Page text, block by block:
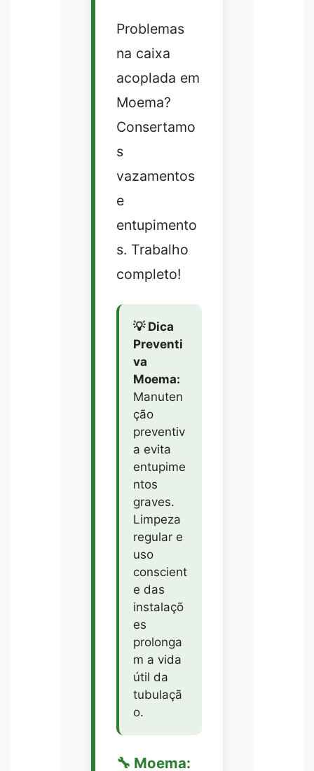
Problemas
na caixa
acoplada em
Moema?
Consertamo
s
vazamentos
e
entupimento
s. Trabalho
completo!
💡 Dica
Preventi
va
Moema:
Manuten
ção
preventiv
a evita
entupime
ntos
graves.
Limpeza
regular e
uso
conscient
e das
instalaçõ
es
prolonga
m a vida
útil da
tubulaçã
o.
🔧 Moema: